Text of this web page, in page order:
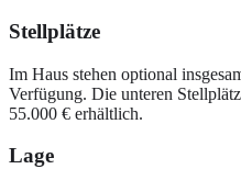
Stellplätze
Im Haus stehen optional
Verfügung. Die unteren
55.000 € erhältlich.
Lage